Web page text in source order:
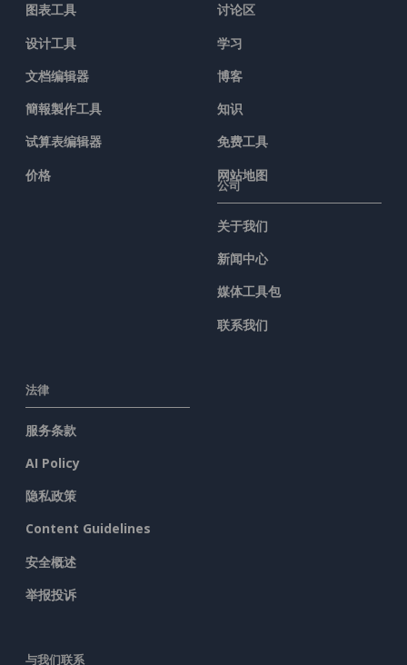
图表工具
设计工具
文档编辑器
簡報製作工具
试算表编辑器
价格
讨论区
学习
博客
知识
免费工具
网站地图
公司
关于我们
新闻中心
媒体工具包
联系我们
法律
服务条款
AI Policy
隐私政策
Content Guidelines
安全概述
举报投诉
与我们联系